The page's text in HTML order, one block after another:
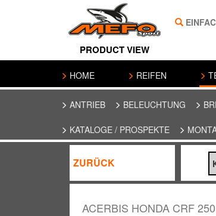
PRODUCT VIEW
HOME REIFEN
ANTRIEB BELEUCHTUNG
KATALOGE / PROSPEKTE
ZURÜCK
ACERBIS HONDA CRF